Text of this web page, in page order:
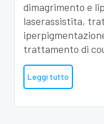
dimagrimento e
laserassistita,
trattamento di
Leggi tutto